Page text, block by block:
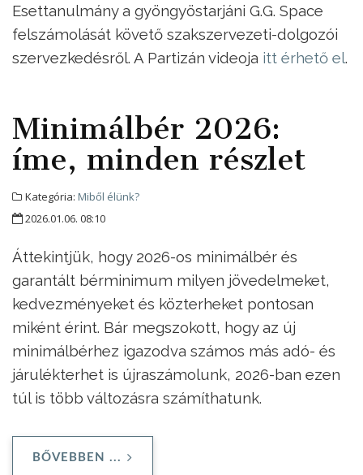
Esettanulmány a gyöngyöstarjáni G.G. Space
felszámolását követő szakszervezeti-dolgozói
szervezkedésről. A Partizán videoja itt érhető el.
Minimálbér 2026:
íme, minden részlet
Kategória: Miből élünk?
2026.01.06. 08:10
Áttekintjük, hogy 2026-os minimálbér és
garantált bérminimum milyen jövedelmeket,
kedvezményeket és közterheket pontosan
miként érint. Bár megszokott, hogy az új
minimálbérhez igazodva számos más adó- és
járulékterhet is újraszámolunk, 2026-ban ezen
túl is több változásra számíthatunk.
BŐVEBBEN ...